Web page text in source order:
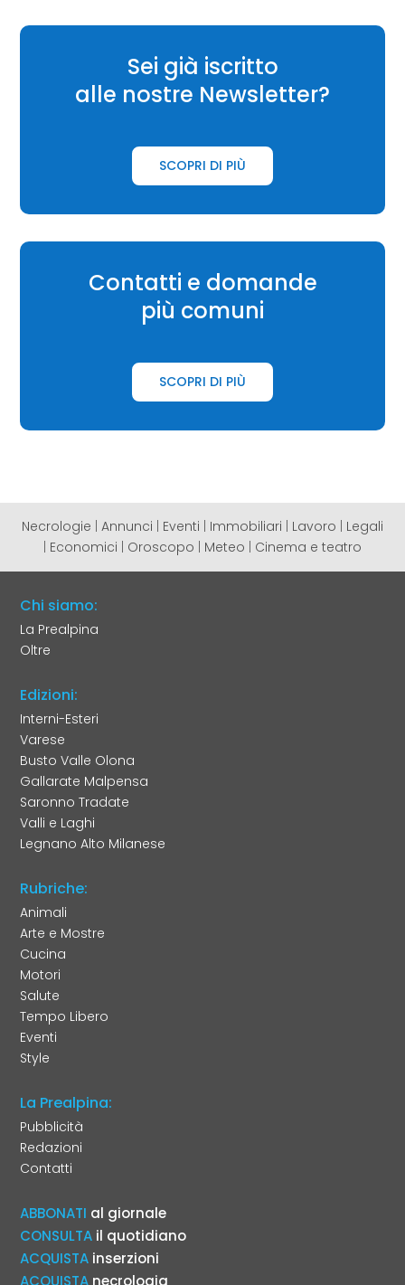
Sei già iscritto
alle nostre Newsletter?
SCOPRI DI PIÙ
Contatti e domande
più comuni
SCOPRI DI PIÙ
Necrologie Annunci Eventi Immobiliari Lavoro
Legali
Economici Oroscopo Meteo Cinema e teatro
Chi siamo:
La Prealpina
Oltre
Edizioni:
Interni-Esteri
Varese
Busto Valle Olona
Gallarate Malpensa
Saronno Tradate
Valli e Laghi
Legnano Alto Milanese
Rubriche:
Animali
Arte e Mostre
Cucina
Motori
Salute
Tempo Libero
Eventi
Style
La Prealpina:
Pubblicità
Redazioni
Contatti
ABBONATI al giornale
CONSULTA il quotidiano
ACQUISTA inserzioni
ACQUISTA necrologia